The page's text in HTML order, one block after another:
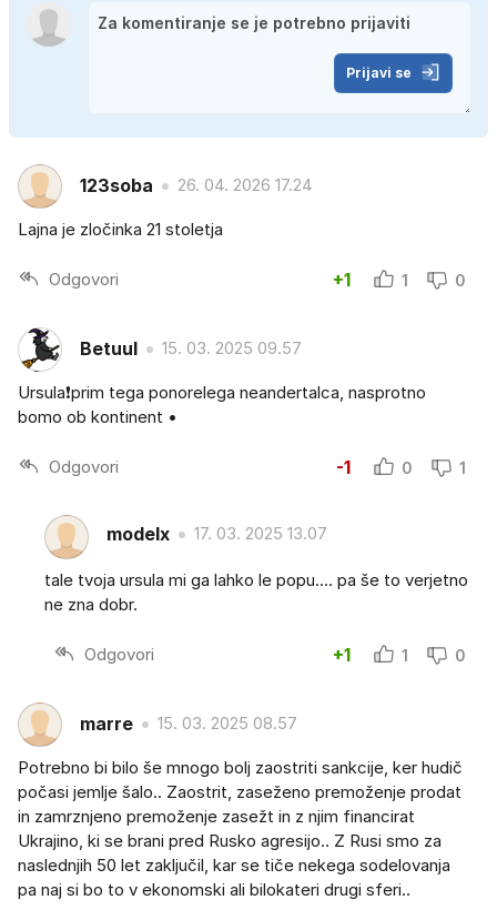
Prijavi se
123soba 26. 04. 2026 17.24
Lajna je zločinka 21 stoletja
Odgovori +1 1 0
Betuul 15. 03. 2025 09.57
Ursula❗️prim tega ponorelega neandertalca, nasprotno
bomo ob kontinent •
Odgovori -1 0 1
modelx 17. 03. 2025 13.07
tale tvoja ursula mi ga lahko le popu.... pa še to verjetno
ne zna dobr.
Odgovori +1 1 0
marre 15. 03. 2025 08.57
Potrebno bi bilo še mnogo bolj zaostriti sankcije, ker hudič
počasi jemlje šalo.. Zaostrit, zaseženo premoženje prodat
in zamrznjeno premoženje zasežt in z njim financirat
Ukrajino, ki se brani pred Rusko agresijo.. Z Rusi smo za
naslednjih 50 let zaključil, kar se tiče nekega sodelovanja
pa naj si bo to v ekonomski ali bilokateri drugi sferi..